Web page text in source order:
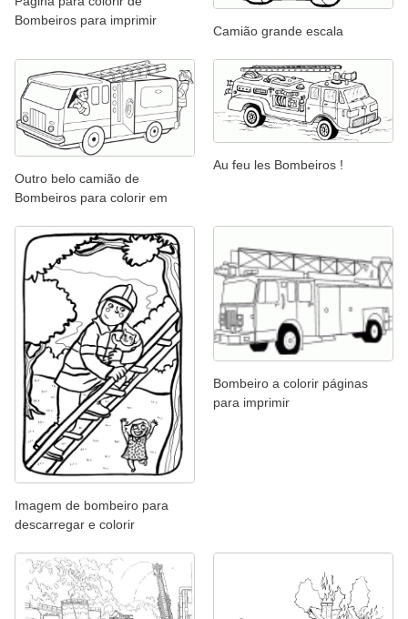
Bombeiros para imprimir
Camião grande escala
Outro belo camião de
Bombeiros para colorir em
Au feu les Bombeiros !
Imagem de bombeiro para
descarregar e colorir
Bombeiro a colorir páginas
para imprimir